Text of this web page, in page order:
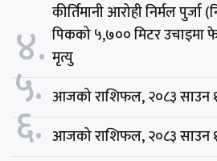
४.
कीर्तिमानी आरोही निर्मल पुर्जा
पिकको ५,७०० मिटर उचाइमा
मृत्यु
५. आजको राशिफल, २०८३ साउन
६. आजको राशिफल, २०८३ साउन